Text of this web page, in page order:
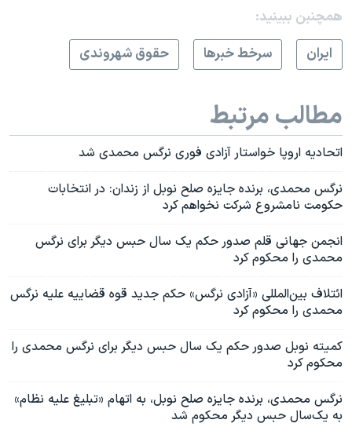
همچنبن ببینید:
ايران
سرخط خبرها حقوق شهروندی
مطالب مرتبط
اتحادیه اروپا خواستار آزادی فوری نرگس محمدی شد
نرگس محمدی، برنده جایزه صلح نوبل از زندان: در انتخابات
حکومت نامشروع شرکت نخواهم کرد
انجمن جهانی قلم صدور حکم‌ یک‌ سال حبس دیگر برای نرگس
محمدی را محکوم کرد
ائتلاف بین‌المللی «آزادی نرگس» حکم جدید قوه قضاییه علیه نرگس
محمدی را محکوم کرد
کمیته نوبل صدور حکم یک سال حبس دیگر برای نرگس محمدی را
محکوم کرد
نرگس محمدی، برنده جایزه صلح نوبل، به اتهام «تبلیغ علیه نظام»
به یک‌سال حبس دیگر محکوم شد